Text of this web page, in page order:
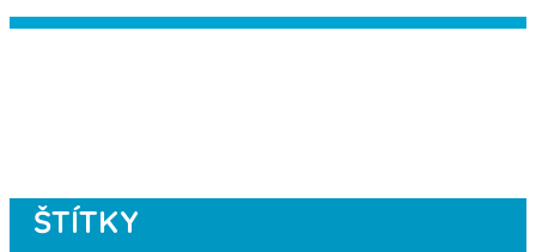
ŠTÍTKY